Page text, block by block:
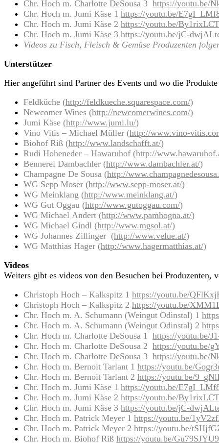
Chr. Hoch m. Charlotte DeSousa 3 https://youtu.be/
Chr. Hoch m. Jumi Käse 1 https://youtu.be/
Chr. Hoch m. Jumi Käse 2 https://youtu.be/
Chr. Hoch m. Jumi Käse 3 https://youtu.be/jC-
Videos zu Fisch, Fleisch & Gemüse Produzenten
Unterstützer
Hier angeführt sind Partner des Events und wo die
Feldküche (http://feldkueche.squarespace.com/)
Newcomer Wines (http://newcomerwines.com/)
Jumi Käse (http://www.jumi.lu/)
Vino Vitis – Michael Müller (http://www.vino-
Biohof Riß (http://www.landschafft.at/)
Rudi Hoheneder – Hawaruhof (http://
Bennerei Dambachler (http://www.dambachler.at/)
Champagne De Sousa (http://
WG Sepp Moser (http://www.sepp-moser.at/)
WG Meinklang (http://www.meinklang.at/)
WG Gut Oggau (http://www.gutoggau.com/)
WG Michael Andert (http://www.pamhogna.at/)
WG Michael Gindl (http://www.mgsol.at/)
WG Johannes Zillinger (http://www.velue.at/)
WG Matthias Hager (http://www.hagermatthias.at/)
Videos
Weiters gibt es videos von den Besuchen bei Produzenten,
Christoph Hoch – Kalkspitz 1 https://youtu.be/
Christoph Hoch – Kalkspitz 2 https://youtu.be/
Chr. Hoch m. A. Schumann (Weingut Odinstal) 1
Chr. Hoch m. A. Schumann (Weingut Odinstal) 2
Chr. Hoch m. Charlotte DeSousa 1 https://youtu.be/
Chr. Hoch m. Charlotte DeSousa 2 https://youtu.be/
Chr. Hoch m. Charlotte DeSousa 3 https://youtu.be/
Chr. Hoch m. Bernoit Tarlant 1 https://youtu.be/
Chr. Hoch m. Bernoit Tarlant 2 https://youtu.be/
Chr. Hoch m. Jumi Käse 1 https://youtu.be/
Chr. Hoch m. Jumi Käse 2 https://youtu.be/
Chr. Hoch m. Jumi Käse 3 https://youtu.be/jC-
Chr. Hoch m. Patrick Meyer 1 https://youtu.be/
Chr. Hoch m. Patrick Meyer 2 https://youtu.be/
Chr. Hoch m. Biohof Riß https://youtu.be/